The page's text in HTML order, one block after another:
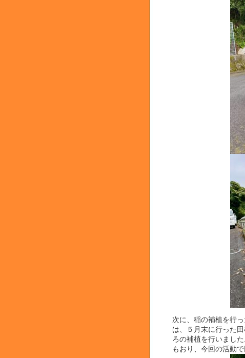
次に、稲の補植を行
は、５月末に行った
ろの補植を行いまし
もおり、今回の活動